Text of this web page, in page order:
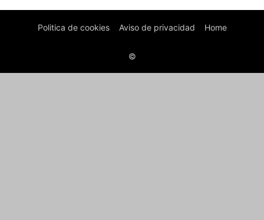
Politica de cookies Aviso de privacidad Home
©